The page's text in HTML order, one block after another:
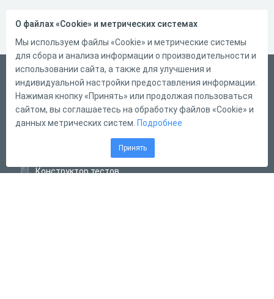
Русский
Справка
Форма обратной связи
Конструктор тестов
О файлах «Cookie» и метрических системах
Мы используем файлы «Cookie» и метрические системы
для сбора и анализа информации о производительности и
использовании сайта, а также для улучшения и
индивидуальной настройки предоставления информации.
Нажимая кнопку «Принять» или продолжая пользоваться
сайтом, вы соглашаетесь на обработку файлов «Cookie» и
данных метрических систем. Подробнее
Принять